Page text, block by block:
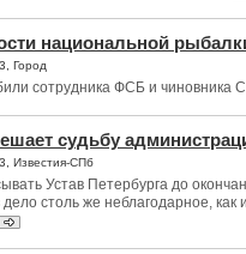
национальной
Город
сотрудника ФСБ и чиновника
судьбу
Известия-СПб
Устав Петербурга до
столь же неблагодарное, как